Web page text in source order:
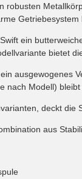
robusten
ein
bietet
ausgewogenes
nach Modell)
deckt die
aus